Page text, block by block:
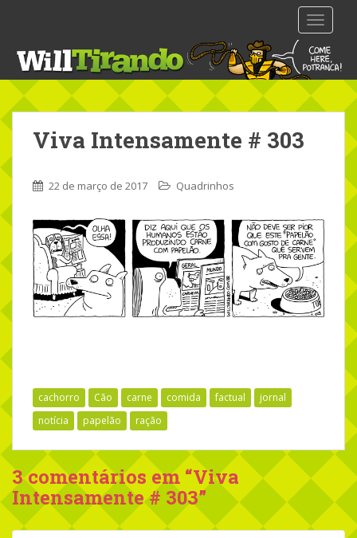
t
m
n
o
e
Viva Intensamente # 303
22 de março de 2017 Quadrinhos
cachorro Cão carne comida factual
jornal
notícia
papelão ração
3 comentários em “Viva
Intensamente # 303”